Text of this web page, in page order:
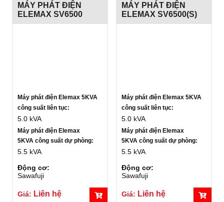
MÁY PHÁT ĐIỆN
ELEMAX SV6500
Máy phát điện Elemax 5KVA
công suất liên tục:
5.0 kVA
Máy phát điện Elemax
5KVA công suất dự phòng:
5.5 kVA
Động cơ:
Sawafuji
Giá: Liên hệ
MÁY PHÁT ĐIỆN
ELEMAX SV6500(S)
Máy phát điện Elemax 5KVA
công suất liên tục:
5.0 kVA
Máy phát điện Elemax
5KVA công suất dự phòng:
5.5 kVA
Động cơ:
Sawafuji
Giá: Liên hệ